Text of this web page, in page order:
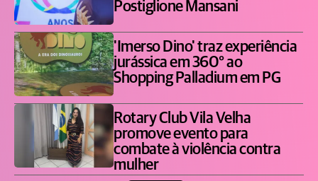
Postiglione Mansani
'Imerso Dino' traz experiência
jurássica em 360° ao
Shopping Palladium em PG
Rotary Club Vila Velha
promove evento para
combate à violência contra
mulher